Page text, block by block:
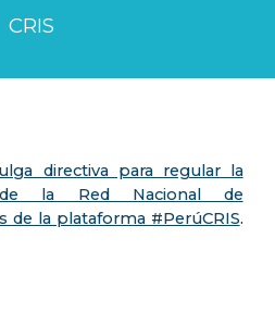
CRIS
directiva para regular la
de la Red Nacional de
de la plataforma #PerúCRIS.